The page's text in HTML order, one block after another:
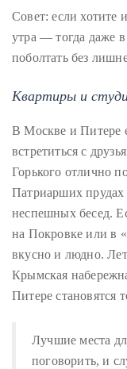
Совет: если хотите
утра — тогда даже
поболтать без
Квартиры и
В Москве и Питере
встретиться с
Горького отлично
Патриарших прудах
неспешных бесед.
на Покровке или в
вкусно и людно.
Крымская
Питере становятся
Лучшие места
поговорить, и